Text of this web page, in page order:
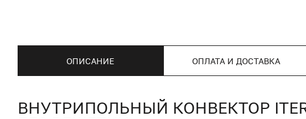
ОПИСАНИЕ ОПЛАТА И ДОСТАВКА
ВНУТРИПОЛЬНЫЙ КОНВЕКТОР